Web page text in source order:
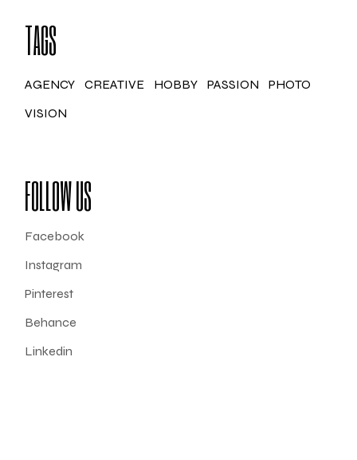
TAGS
AGENCY CREATIVE HOBBY PASSION
PHOTO
VISION
FOLLOW US
Facebook
Instagram
Pinterest
Behance
Linkedin